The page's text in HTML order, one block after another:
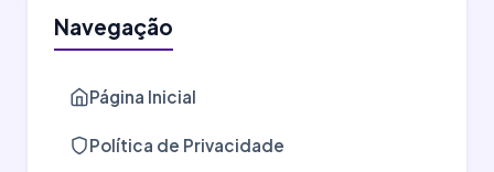
Navegação
Página Inicial
Política de Privacidade